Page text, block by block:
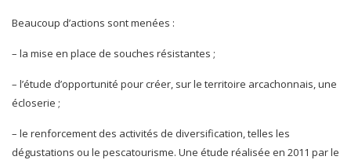
Beaucoup d’actions sont menées :
– la mise en place de souches résistantes ;
– l’étude d’opportunité pour créer, sur le territoire arcachonnais, une
écloserie ;
– le renforcement des activités de diversification, telles les
dégustations ou le pescatourisme. Une étude réalisée en 2011 par le